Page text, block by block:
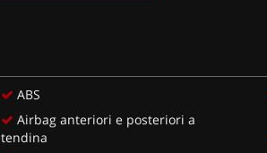
ABS
Airbag anteriori e posteriori a
tendina